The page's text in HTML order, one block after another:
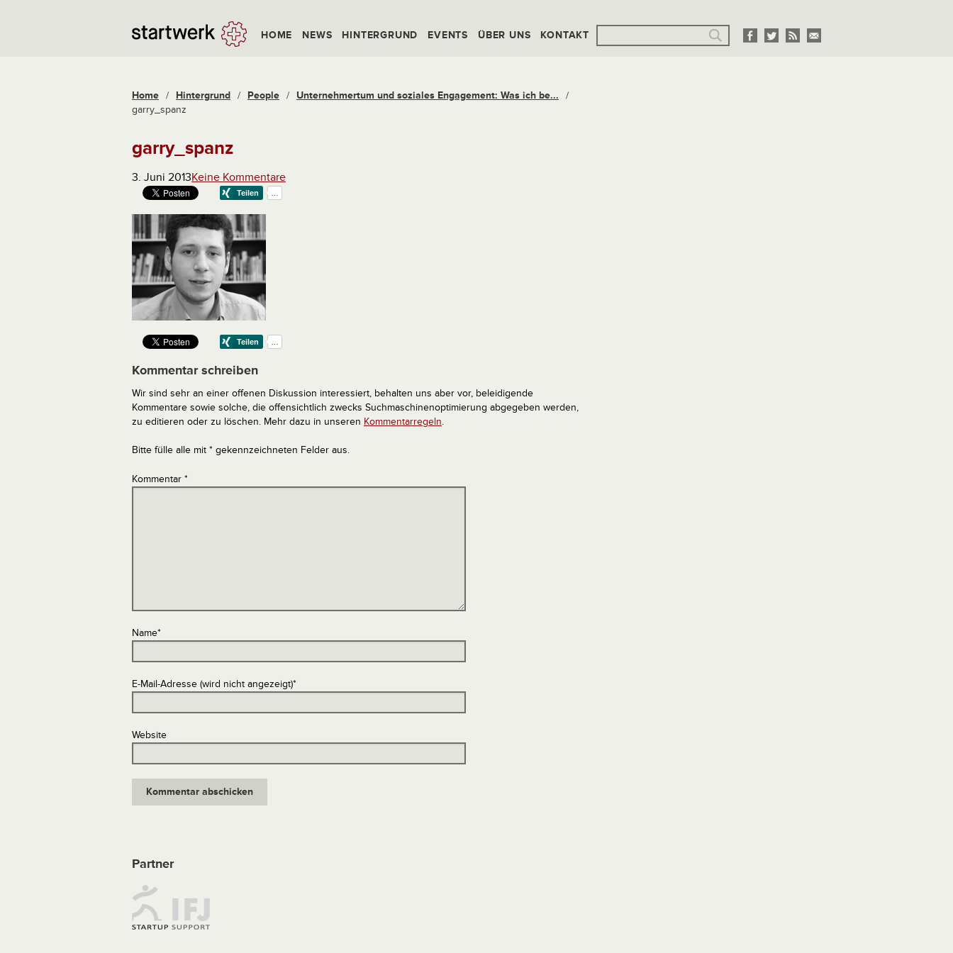
HOME NEWS HINTERGRUND EVENTS ÜBER UNS KONTAKT
Home / Hintergrund / People / Unternehmertum und soziales Engagement: Was ich be...
/
garry_spanz
garry_spanz
3. Juni 2013Keine Kommentare
Kommentar schreiben
Wir sind sehr an einer offenen Diskussion interessiert, behalten uns aber vor, beleidigende
Kommentare sowie solche, die offensichtlich zwecks Suchmaschinenoptimierung abgegeben werden,
zu editieren oder zu löschen. Mehr dazu in unseren Kommentarregeln.
Bitte fülle alle mit * gekennzeichneten Felder aus.
Kommentar *
Name*
E-Mail-Adresse (wird nicht angezeigt)*
Website
Partner